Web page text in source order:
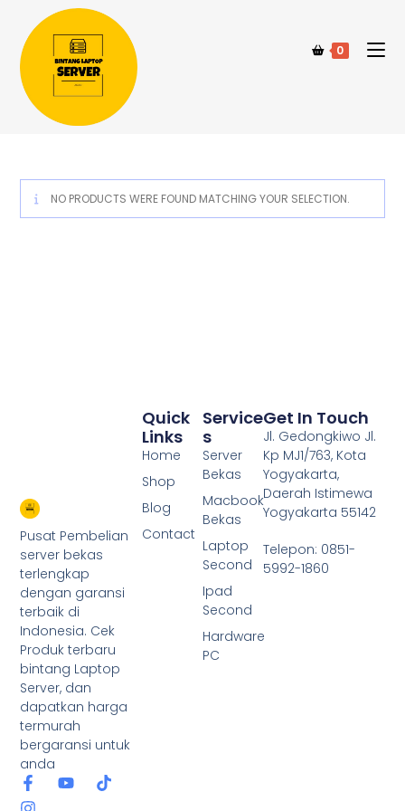
0
NO PRODUCTS WERE FOUND MATCHING YOUR SELECTION.
Pusat Pembelian
server bekas
terlengkap
dengan garansi
terbaik di
Indonesia. Cek
Produk terbaru
bintang Laptop
Server, dan
dapatkan harga
termurah
bergaransi untuk
anda
Service
S
Server
Bekas
Macbook
Bekas
Laptop
Second
Ipad
Second
Hardware
PC
Quick
Links
Home
Shop
Blog
Contact
Get In Touch
Jl. Gedongkiwo Jl.
Kp MJ1/763, Kota
Yogyakarta,
Daerah Istimewa
Yogyakarta 55142
Telepon: 0851-
5992-1860